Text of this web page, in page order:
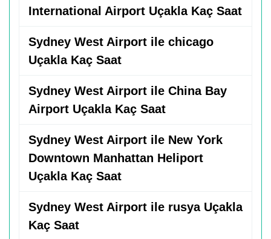
International Airport Uçakla Kaç Saat
Sydney West Airport ile chicago
Uçakla Kaç Saat
Sydney West Airport ile China Bay
Airport Uçakla Kaç Saat
Sydney West Airport ile New York
Downtown Manhattan Heliport
Uçakla Kaç Saat
Sydney West Airport ile rusya Uçakla
Kaç Saat